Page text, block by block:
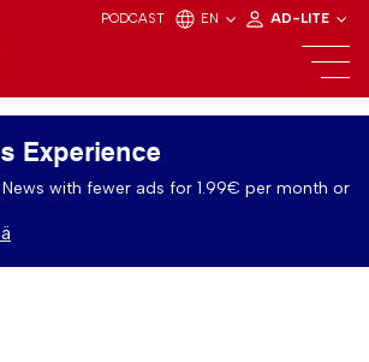
PODCAST EN AD-LITE
Experience
with fewer ads for 1.99€ per month or